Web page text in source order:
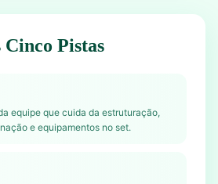
Cinco Pistas
equipe que cuida da estruturação,
e equipamentos no set.